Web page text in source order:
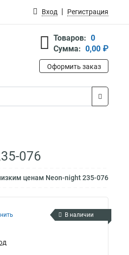
Вход Регистрация
Товаров: 0
Сумма: 0,00 ₽
Оформить заказ
076
ценам Neon-night 235-076
В наличии